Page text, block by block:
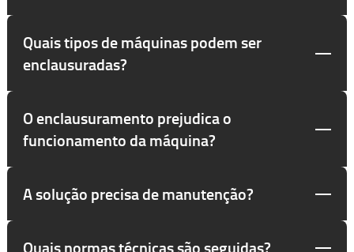
Quais tipos de máquinas podem ser
enclausuradas?
O enclausuramento prejudica o
funcionamento da máquina?
A solução precisa de manutenção?
Quais normas técnicas são seguidas?